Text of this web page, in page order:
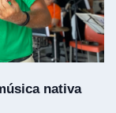
nativa